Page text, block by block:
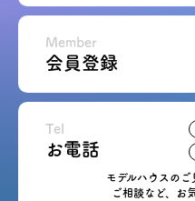
さいたまスタジオ
公式
会員登録
Member
Tel
お電話
モデルハウスの
ご相談など、お